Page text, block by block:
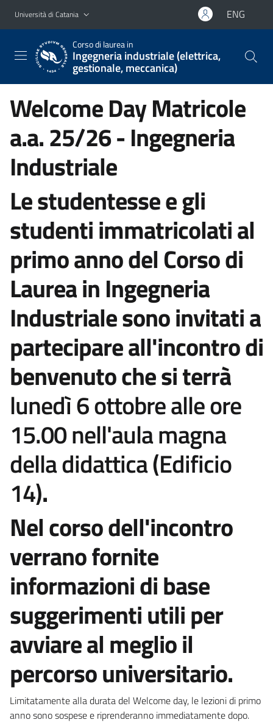
Vai al contenuto principale
Vai al menu di navigazione
Università di Catania ENG
Corso di laurea in
Ingegneria industriale (elettrica,
gestionale, meccanica)
Welcome Day Matricole
a.a. 25/26 - Ingegneria
Industriale
Le studentesse e gli
studenti immatricolati al
primo anno del Corso di
Laurea in Ingegneria
Industriale sono invitati a
partecipare all'incontro di
benvenuto che si terrà
lunedì 6 ottobre alle ore
15.00 nell'aula magna
della didattica (Edificio
14).
Nel corso dell'incontro
verrano fornite
informazioni di base
suggerimenti utili per
avviare al meglio il
percorso universitario.
Limitatamente alla durata del Welcome day, le lezioni di primo
anno sono sospese e riprenderanno immediatamente dopo.